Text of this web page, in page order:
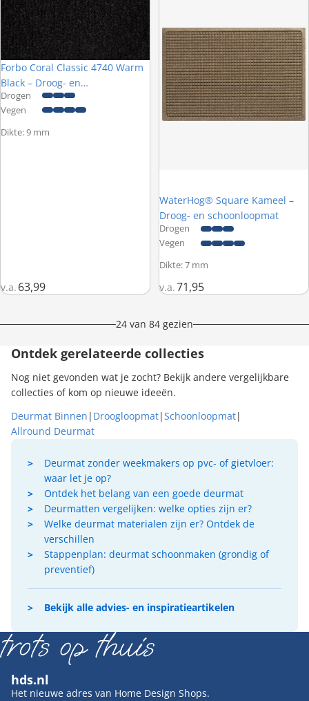
Forbo Coral Classic 4740 Warm
Black – Droog- en
schoonloopmat
Drogen
Vegen
Dikte: 9 mm
v.a. 63,99
WaterHog® Square Kameel –
Droog- en schoonloopmat
Drogen
Vegen
Dikte: 7 mm
v.a.71,95
24 van 84 gezien
Ontdek gerelateerde collecties
Nog niet gevonden wat je zocht? Bekijk andere vergelijkbare
collecties of kom op nieuwe ideeën.
Deurmat Binnen | Droogloopmat|Schoonloopmat|
Allround Deurmat
Deurmat zonder weekmakers op pvc- of gietvloer:
waar let je op?
Ontdek het belang van een goede deurmat
Deurmatten vergelijken: welke opties zijn er?
Welke deurmat materialen zijn er? Ontdek de
verschillen
Stappenplan: deurmat schoonmaken (grondig of
preventief)
Bekijk alle advies- en inspiratieartikelen
hds.nl
Het nieuwe adres van Home Design Shops.